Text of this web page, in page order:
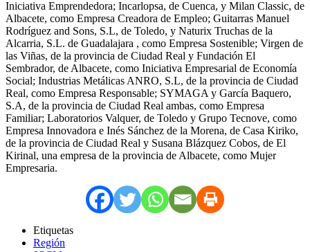
Iniciativa Emprendedora; Incarlopsa, de Cuenca, y Milan Classic, de
Albacete, como Empresa Creadora de Empleo; Guitarras Manuel
Rodríguez and Sons, S.L, de Toledo, y Naturix Truchas de la
Alcarria, S.L. de Guadalajara , como Empresa Sostenible; Virgen de
las Viñas, de la provincia de Ciudad Real y Fundación El
Sembrador, de Albacete, como Iniciativa Empresarial de Economía
Social; Industrias Metálicas ANRO, S.L, de la provincia de Ciudad
Real, como Empresa Responsable; SYMAGA y García Baquero,
S.A, de la provincia de Ciudad Real ambas, como Empresa
Familiar; Laboratorios Valquer, de Toledo y Grupo Tecnove, como
Empresa Innovadora e Inés Sánchez de la Morena, de Casa Kiriko,
de la provincia de Ciudad Real y Susana Blázquez Cobos, de El
Kirinal, una empresa de la provincia de Albacete, como Mujer
Empresaria.
Etiquetas
Región